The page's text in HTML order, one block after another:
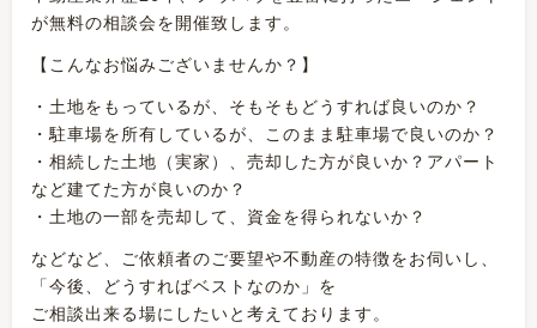
が無料の相談会を開催致します。
【こんなお悩みございませんか？】
・土地をもっているが、そもそもどうすれば良いのか？
・駐車場を所有しているが、このまま駐車場で良いのか？
・相続した土地（実家）、売却した方が良いか？アパート
など建てた方が良いのか？
・土地の一部を売却して、資金を得られないか？
などなど、ご依頼者のご要望や不動産の特徴をお伺いし、
「今後、どうすればベストなのか」を
ご相談出来る場にしたいと考えております。